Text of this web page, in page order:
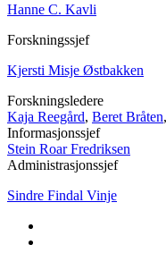
Hanne C. Kavli
Forskningssjef
Kjersti Misje Østbakken
Forskningsledere
Kaja Reegård, Beret Bråten
Informasjonssjef
Stein Roar Fredriksen
Administrasjonssjef
Sindre Findal Vinje